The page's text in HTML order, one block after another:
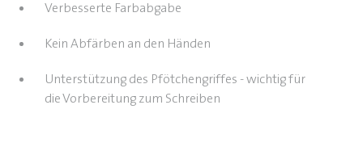
Verbesserte Farbabgabe
Kein Abfärben an den Händen
Unterstützung des Pfötchengriffes - wichtig für
die Vorbereitung zum Schreiben